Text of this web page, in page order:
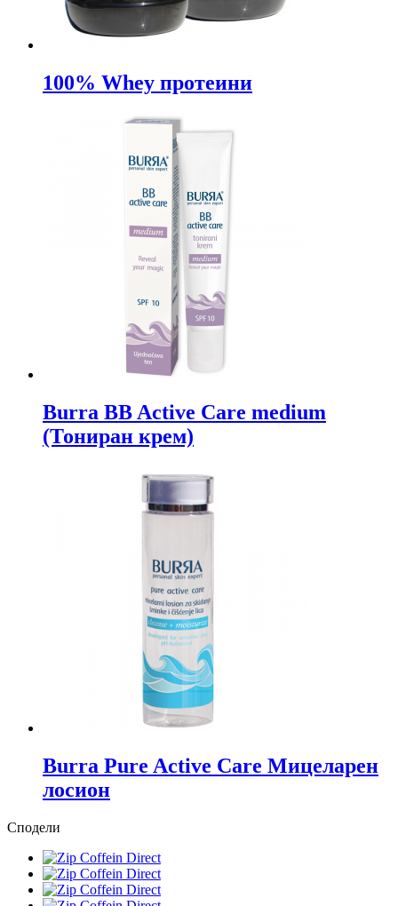
100% Whey протеини
Burra BB Active Care medium
(Тониран крем)
Burra Pure Active Care Мицеларен
лосион
Сподели